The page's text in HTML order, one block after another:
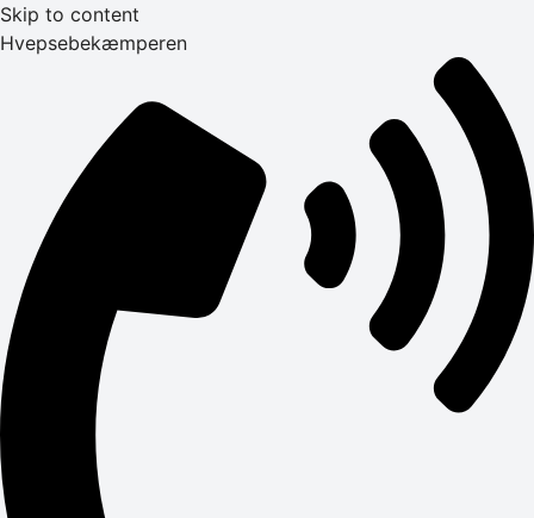
Skip to content
Hvepsebekæmperen